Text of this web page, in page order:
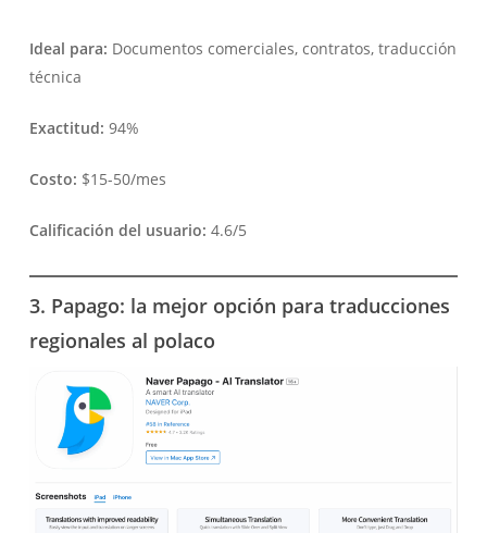
Ideal para: Documentos comerciales, contratos, traducción
técnica
Exactitud: 94%
Costo: $15-50/mes
Calificación del usuario: 4.6/5
3. Papago: la mejor opción para traducciones
regionales al polaco